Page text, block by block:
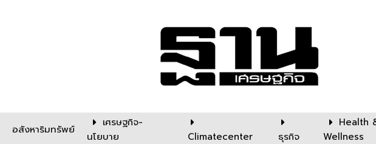
อสังหาริมทรัพย์
เศรษฐกิจ-
นโยบาย
Climatecenter ธุรกิจ
Health
Wellness